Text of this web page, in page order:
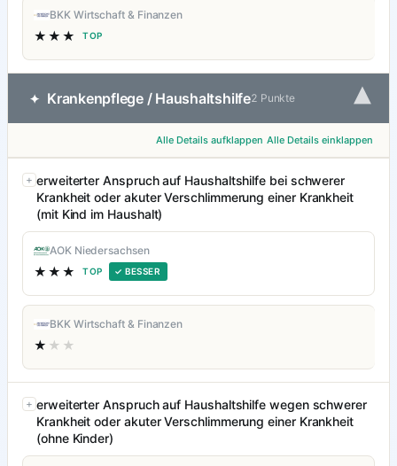
BKK Wirtschaft & Finanzen
★★★ TOP
✦ Krankenpflege / Haushaltshilfe2 Punkte ▾
Alle Details aufklappen Alle Details einklappen
erweiterter Anspruch auf Haushaltshilfe bei schwerer
Krankheit oder akuter Verschlimmerung einer Krankheit
(mit Kind im Haushalt)
AOK Niedersachsen
★★★ TOP ✓ BESSER
BKK Wirtschaft & Finanzen
★ ★★
erweiterter Anspruch auf Haushaltshilfe wegen schwerer
Krankheit oder akuter Verschlimmerung einer Krankheit
(ohne Kinder)